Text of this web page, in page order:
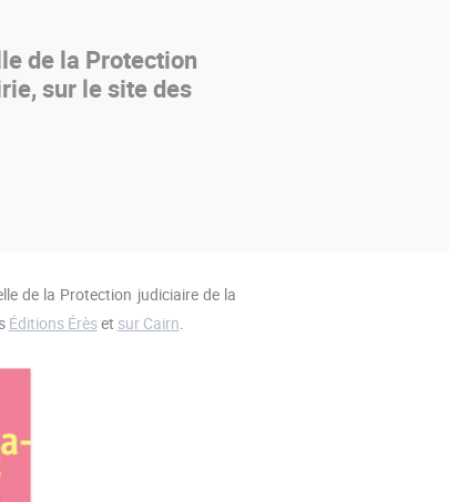
de la Protection
sur le site des
de la Protection judiciaire de la
Éditions Érèset sur Cairn.